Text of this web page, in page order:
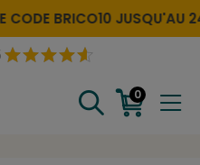
BRICO10JUSQU'AU 24
0